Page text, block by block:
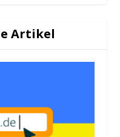
Artikel